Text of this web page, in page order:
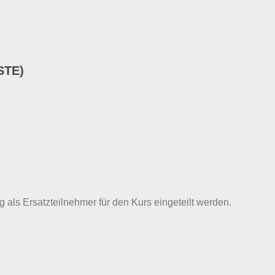
als Ersatzteilnehmer für den Kurs eingeteilt werden.